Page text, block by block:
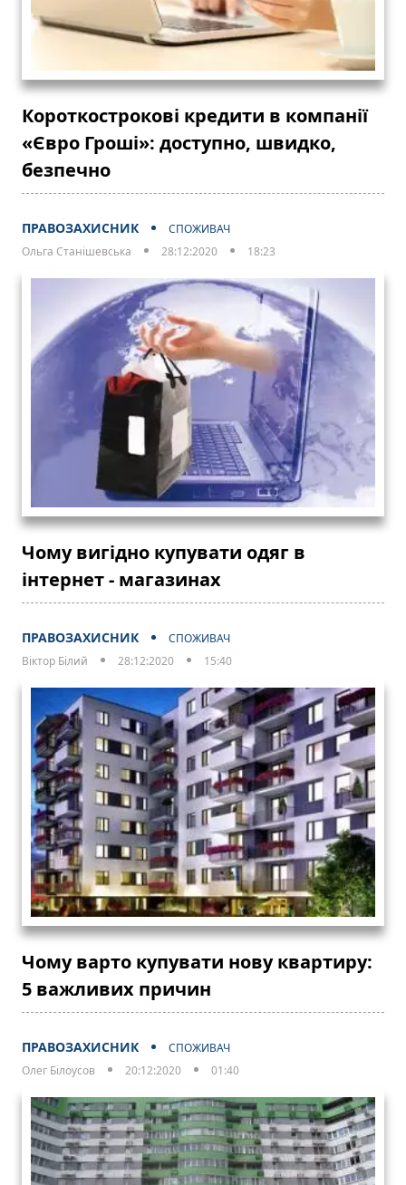
Короткострокові кредити в компанії
«Євро Гроші»: доступно, швидко,
безпечно
ПРАВОЗАХИСНИК
СПОЖИВАЧ
Ольга Станішевська
28:12:2020 18:23
Чому вигідно купувати одяг в
інтернет - магазинах
ПРАВОЗАХИСНИК
СПОЖИВАЧ
Віктор Білий
28:12:2020 15:40
Чому варто купувати нову квартиру:
5 важливих причин
ПРАВОЗАХИСНИК
СПОЖИВАЧ
Олег Білоусов
20:12:2020 01:40